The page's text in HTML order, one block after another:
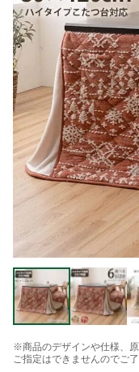
※商品のデザインや仕様、
ご指定はできませんのでご了